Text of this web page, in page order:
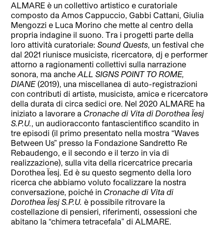
ALMARE è un collettivo artistico e curatoriale
composto da Amos Cappuccio, Gabbi Cattani, Giulia
Mengozzi e Luca Morino che mette al centro della
propria indagine il suono. Tra i progetti parte della
loro attività curatoriale:Sound Quests, un festival che
dal 2021 riunisce musicistə, ricercatorə, dj e performer
attorno a ragionamenti collettivi sulla narrazione
sonora, ma ancheALL SIGNS POINT TO ROME,
DIANE(2019), una miscellanea di auto-registrazioni
con contributi di artistə, musicistə, amicə e ricercatorə
della durata di circa sedici ore. Nel 2020 ALMARE ha
iniziato a lavorare a Cronache di Vita di Dorothea Ïesj
S.P.U., un audioracconto fantascientifico scandito in
tre episodi (il primo presentato nella mostra “Waves
Between Us” presso la Fondazione Sandretto Re
Rebaudengo, e il secondo e il terzo in via di
realizzazione), sulla vita della ricercatrice precaria
Dorothea Ïesj. Ed è su questo segmento della loro
ricerca che abbiamo voluto focalizzare la nostra
conversazione, poiché in Cronache di Vita di
Dorothea Ïesj S.P.U. è possibile ritrovare la
costellazione di pensieri, riferimenti, ossessioni che
abitano la “chimera tetracefala” di ALMARE.